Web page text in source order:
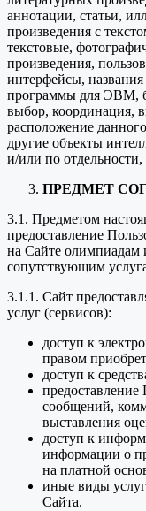
аннотации, статьи,
произведения с
текстовые,
произведения,
интерфейсы,
программы для ЭВМ,
выбор, координация,
расположение
другие объекты
и/или по
ПРЕДМЕТ
3.1. Предметом
предоставление
на Сайте олимпиадам
сопутствующим
3.1.1. Сайт
услуг (сервисов):
доступ к
правом
доступ к
сообщений,
выставления
доступ к
информации о
на платной
иные виды
Сайта.